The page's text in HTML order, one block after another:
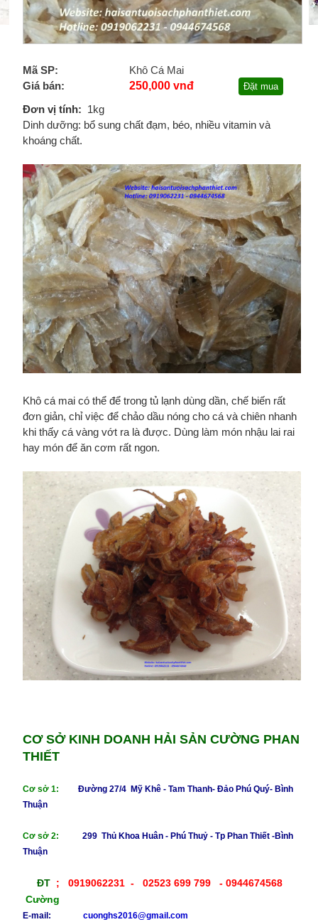
Mã SP:
Khô Cá Mai
Giá bán:
250,000 vnđ Đặt mua
Đơn vị tính: 1kg
Dinh dưỡng: bổ sung chất đạm, béo, nhiều vitamin và
khoáng chất.
Khô cá mai có thể để trong tủ lạnh dùng dần, chế biến rất
đơn giản, chỉ việc để chảo dầu nóng cho cá và chiên nhanh
khi thấy cá vàng vớt ra là được. Dùng làm món nhậu lai rai
hay món để ăn cơm rất ngon.
CƠ SỞ KINH DOANH HẢI SẢN CƯỜNG PHAN
THIẾT
Cơ sở 1:
Đường 27/4 Mỹ Khê - Tam Thanh- Đảo Phú Quý- Bình
Thuận
Cơ sở 2: 299 Thủ Khoa Huân - Phú Thuỷ - Tp Phan Thiết -Bình
Thuận
ĐT ; 0919062231 - 02523 699 799
- 0944674568
Cường
E-mail:
cuonghs2016@gmail.com